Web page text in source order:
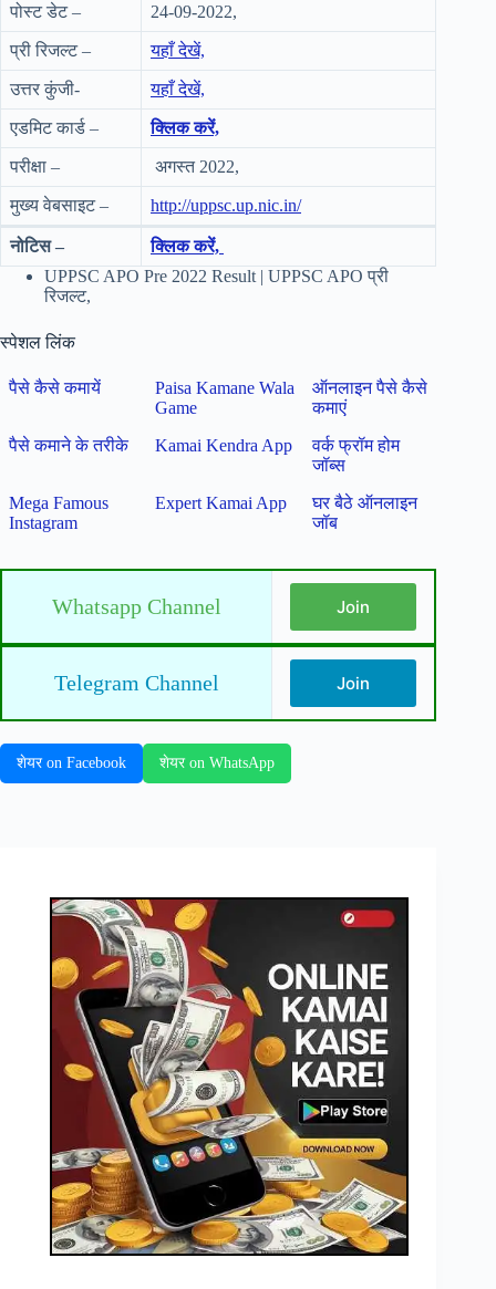
पोस्ट डेट – 24-09-2022,
प्री रिजल्ट – यहाँ देखें,
उत्तर कुंजी- यहाँ देखें,
एडमिट कार्ड – क्लिक करें,
परीक्षा – अगस्त 2022,
मुख्य वेबसाइट – http://uppsc.up.nic.in/
नोटिस –
क्लिक करें,
UPPSC APO Pre 2022 Result | UPPSC APO प्री
रिजल्ट,
स्पेशल लिंक
पैसे कैसे कमायें
Paisa Kamane Wala
Game
ऑनलाइन पैसे कैसे
कमाएं
पैसे कमाने के तरीके
Kamai Kendra App
वर्क फ्रॉम होम
जॉब्स
Mega Famous
Instagram
Expert Kamai App
घर बैठे ऑनलाइन
जॉब
Whatsapp Channel Join
Telegram Channel Join
शेयर on Facebook शेयर on WhatsApp